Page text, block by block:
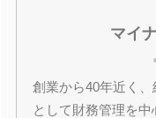
マイ
創業から40年近く
として財務管理を